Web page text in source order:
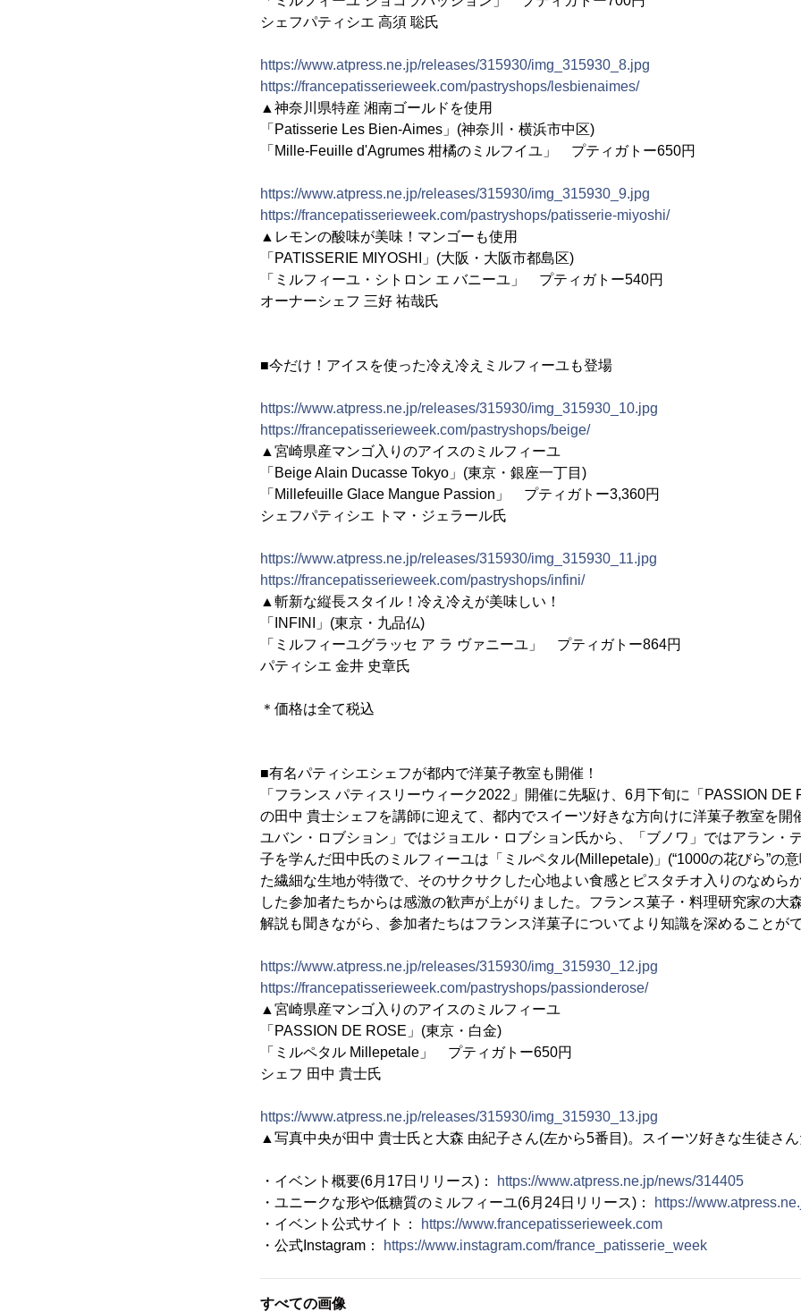
シェフパティシエ 高須 聡氏
https://www.atpress.ne.jp/releases/315930/img_315930_8.jpg
https://francepatisserieweek.com/pastryshops/lesbienaimes/
▲神奈川県特産 湘南ゴールドを使用
「Patisserie Les Bien-Aimes」(神奈川・横浜市中区)
「Mille-Feuille d'Agrumes 柑橘のミルフイユ」 プティガトー650円
https://www.atpress.ne.jp/releases/315930/img_315930_9.jpg
https://francepatisserieweek.com/pastryshops/patisserie-miyoshi/
▲レモンの酸味が美味！マンゴーも使用
「PATISSERIE MIYOSHI」(大阪・大阪市都島区)
「ミルフィーユ・シトロン エ バニーユ」 プティガトー540円
オーナーシェフ 三好 祐哉氏
■今だけ！アイスを使った冷え冷えミルフィーユも登場
https://www.atpress.ne.jp/releases/315930/img_315930_10.jpg
https://francepatisserieweek.com/pastryshops/beige/
▲宮崎県産マンゴ入りのアイスのミルフィーユ
「Beige Alain Ducasse Tokyo」(東京・銀座一丁目)
「Millefeuille Glace Mangue Passion」 プティガトー3,360円
シェフパティシエ トマ・ジェラール氏
https://www.atpress.ne.jp/releases/315930/img_315930_11.jpg
https://francepatisserieweek.com/pastryshops/infini/
▲斬新な縦長スタイル！冷え冷えが美味しい！
「INFINI」(東京・九品仏)
「ミルフィーユグラッセ ア ラ ヴァニーユ」 プティガトー864円
パティシエ 金井 史章氏
＊価格は全て税込
■有名パティシエシェフが都内で洋菓子教室も開催！
「フランス パティスリーウィーク2022」開催に先駆け、6月下旬に「PASSION DE
の田中 貴士シェフを講師に迎えて、都内でスイーツ好きな方向けに洋菓子教室を開
ユバン・ロブション」ではジョエル・ロブション氏から、「ブノワ」ではアラン・
子を学んだ田中氏のミルフィーユは「ミルペタル(Millepetale)」(“1000の花びら”の
た繊細な生地が特徴で、そのサクサクした心地よい食感とピスタチオ入りのなめら
した参加者たちからは感激の歓声が上がりました。フランス菓子・料理研究家の大
解説も聞きながら、参加者たちはフランス洋菓子についてより知識を深めることがで
https://www.atpress.ne.jp/releases/315930/img_315930_12.jpg
https://francepatisserieweek.com/pastryshops/passionderose/
▲宮崎県産マンゴ入りのアイスのミルフィーユ
「PASSION DE ROSE」(東京・白金)
「ミルペタル Millepetale」 プティガトー650円
シェフ 田中 貴士氏
https://www.atpress.ne.jp/releases/315930/img_315930_13.jpg
▲写真中央が田中 貴士氏と大森 由紀子さん(左から5番目)。スイーツ好きな生徒さ
・イベント概要(6月17日リリース)：
https://www.atpress.ne.jp/news/314405
・ユニークな形や低糖質のミルフィーユ(6月24日リリース)：
https://
・イベント公式サイト：
https://www.francepatisserieweek.com
・公式Instagram：
https://www.instagram.com/france_patisserie_week
すべての画像